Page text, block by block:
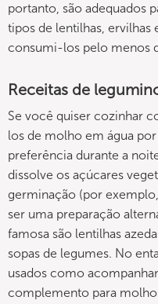
portanto, são adequados
tipos de lentilhas, ervilhas
consumi-los pelo menos
Receitas de
Se você quiser cozinhar
los de molho em água
preferência durante a
dissolve os açúcares
germinação (por
ser uma preparação
famosa são lentilhas
sopas de legumes. No
usados como
complemento para